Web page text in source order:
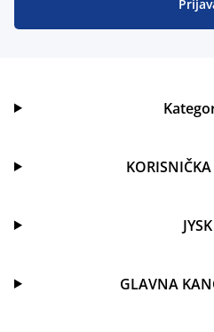
JYSK
GLAVNA